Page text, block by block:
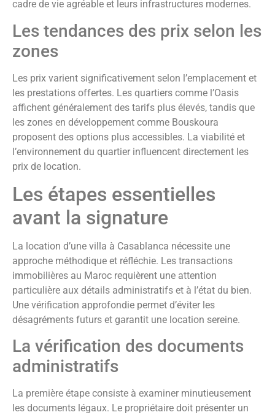
cadre de vie agréable et leurs infrastructures modernes.
Les tendances des prix selon les
zones
Les prix varient significativement selon l’emplacement et
les prestations offertes. Les quartiers comme l’Oasis
affichent généralement des tarifs plus élevés, tandis que
les zones en développement comme Bouskoura
proposent des options plus accessibles. La viabilité et
l’environnement du quartier influencent directement les
prix de location.
Les étapes essentielles
avant la signature
La location d’une villa à Casablanca nécessite une
approche méthodique et réfléchie. Les transactions
immobilières au Maroc requièrent une attention
particulière aux détails administratifs et à l’état du bien.
Une vérification approfondie permet d’éviter les
désagréments futurs et garantit une location sereine.
La vérification des documents
administratifs
La première étape consiste à examiner minutieusement
les documents légaux. Le propriétaire doit présenter un